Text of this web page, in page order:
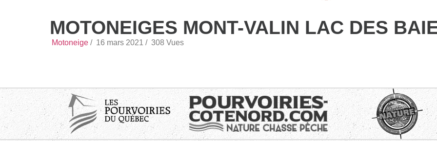
MOTONEIGES MONT-VALIN LAC DES
Motoneige / 16 mars 2021 / 308 Vues